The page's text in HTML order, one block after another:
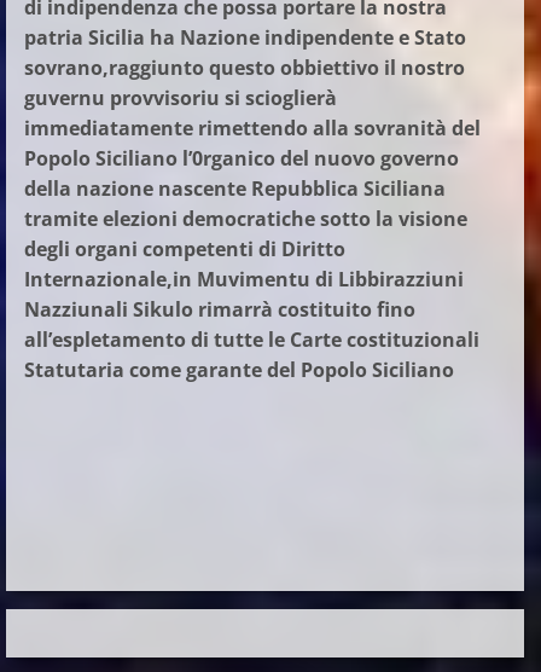
di indipendenza che possa portare la nostra
patria Sicilia ha Nazione indipendente e Stato
sovrano,raggiunto questo obbiettivo il nostro
guvernu provvisoriu si scioglierà
immediatamente rimettendo alla sovranità del
Popolo Siciliano l’0rganico del nuovo governo
della nazione nascente Repubblica Siciliana
tramite elezioni democratiche sotto la visione
degli organi competenti di Diritto
Internazionale,in Muvimentu di Libbirazziuni
Nazziunali Sikulo rimarrà costituito fino
all’espletamento di tutte le Carte costituzionali
Statutaria come garante del Popolo Siciliano